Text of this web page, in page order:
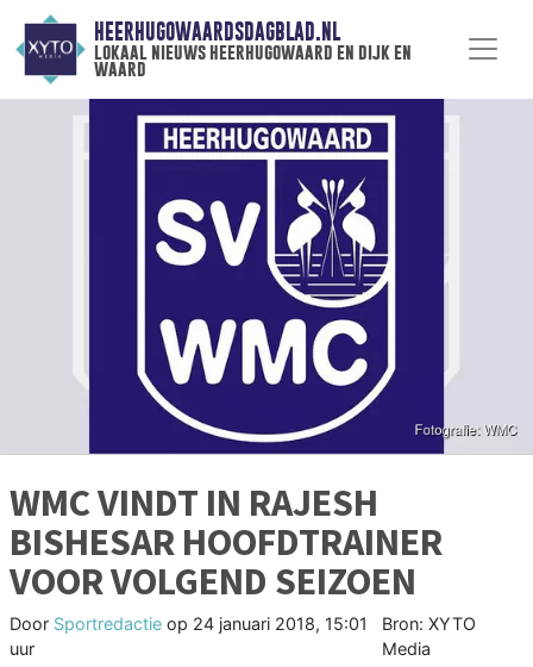
HEERHUGOWAARDSDAGBLAD.NL
lokaal nieuws heerhugowaard en dijk en
waard
WMC VINDT IN RAJESH
BISHESAR HOOFDTRAINER
VOOR VOLGEND SEIZOEN
Door Sportredactie op 24 januari 2018, 15:01
uur
Bron: XYTO
Media